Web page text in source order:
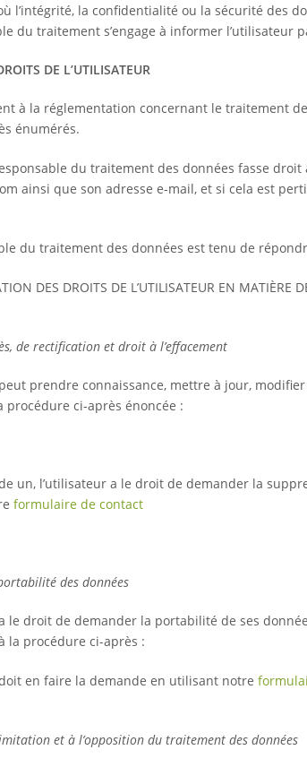
l’intégrité, la confidentialité ou la sécurité des
du traitement s’engage à informer l’utilisateur
DE L’UTILISATEUR
à la réglementation concernant le traitement
énumérés.
du traitement des données fasse
ainsi que son adresse e-mail, et si cela est
du traitement des données est tenu de
DES DROITS DE L’UTILISATEUR EN MATIÈRE
de rectification et droit à l’effacement
prendre connaissance, mettre à jour,
procédure ci-après énoncée :
un, l’utilisateur a le droit de demander la
formulaire de contact
des données
le droit de demander la portabilité de ses
la procédure ci-après :
en faire la demande en utilisant notre
et à l’opposition du traitement des données